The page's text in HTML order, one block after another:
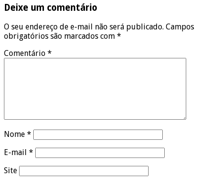
Deixe um comentário
O seu endereço de e-mail não será publicado. Campos
obrigatórios são marcados com *
Comentário *
Nome *
E-mail *
Site